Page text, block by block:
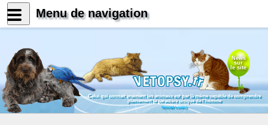
News
sur
le site
Celui qui connait vraiment les animaux est par là même capable de comprendre
pleinement le caractère unique de l'homme
Konrad Lorenz
Menu de navigation